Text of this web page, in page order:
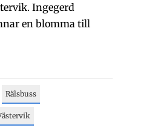
Ingegerd
en blomma till
Rälsbuss